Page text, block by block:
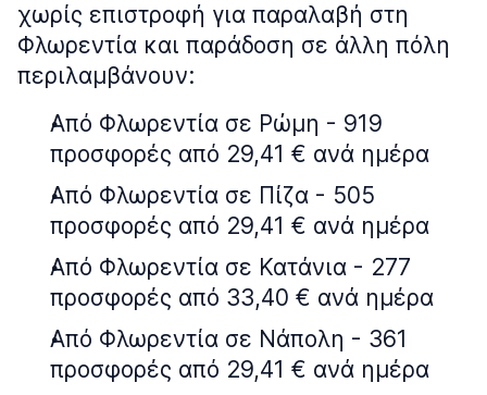
χωρίς επιστροφή για παραλαβή στη
Φλωρεντία και παράδοση σε άλλη πόλη
περιλαμβάνουν:
Από Φλωρεντία σε Ρώμη - 919
προσφορές από 29,41 € ανά ημέρα
Από Φλωρεντία σε Πίζα - 505
προσφορές από 29,41 € ανά ημέρα
Από Φλωρεντία σε Κατάνια - 277
προσφορές από 33,40 € ανά ημέρα
Από Φλωρεντία σε Νάπολη - 361
προσφορές από 29,41 € ανά ημέρα